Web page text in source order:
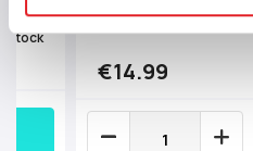
stock
Sku: 1220-39774
€14.99